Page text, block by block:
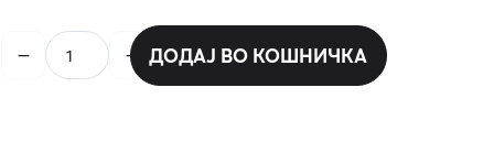
ДОДАЈ ВО КОШНИЧКА